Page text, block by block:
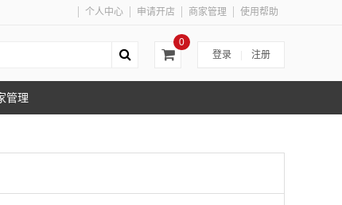
个人中心 申请开店 商家管理 使用帮助
登录 注册
0
管理